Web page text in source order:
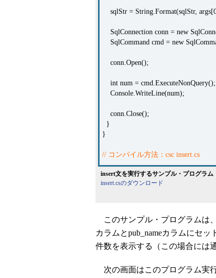
sqlStr = String.Format(sqlStr,
SqlConnection conn = new
SqlCommand cmd = new
conn.Open();
int num = cmd.ExecuteNonQuery();
Console.WriteLine(num);
conn.Close();
}
}
// コンパイル方法：csc insert.cs
insert文を実行するサンプル・プログラム
insert.csのダウンロード
このサンプル・プログラムは
カラムとpub_nameカラムにセ
件数を表示する（この場合には
次の画面はこのプログラム実